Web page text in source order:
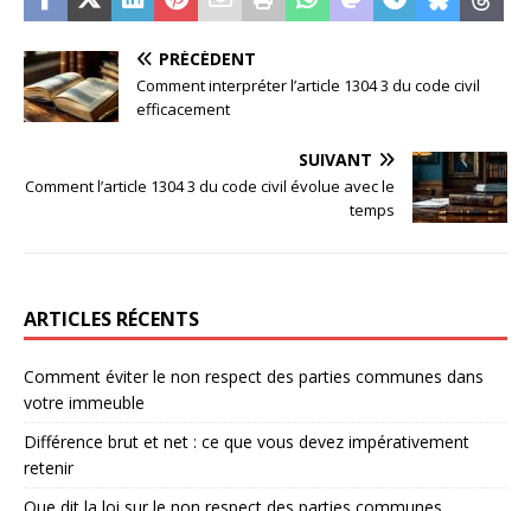
PRÉCÉDENT
Comment interpréter l’article 1304 3 du code civil
efficacement
SUIVANT
Comment l’article 1304 3 du code civil évolue avec le
temps
ARTICLES RÉCENTS
Comment éviter le non respect des parties communes dans
votre immeuble
Différence brut et net : ce que vous devez impérativement
retenir